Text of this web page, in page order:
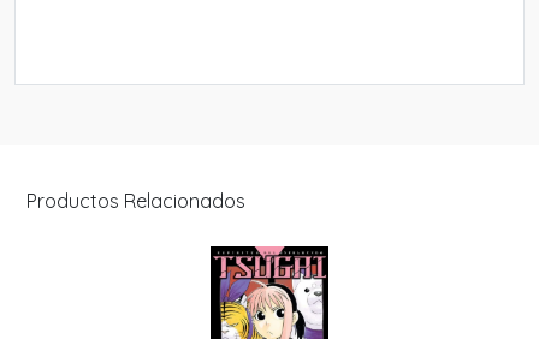
Productos Relacionados